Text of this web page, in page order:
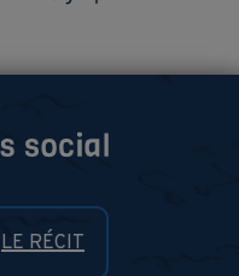
LE RÉCIT